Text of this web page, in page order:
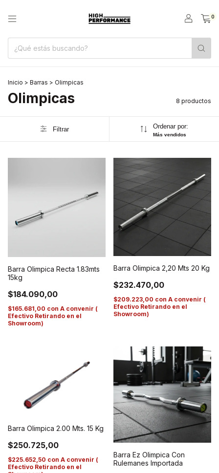
0
Inicio > Barras > Olimpicas
Olimpicas 8 productos
Filtrar Ordenar por:
Más vendidos
Barra Olimpica Recta 1.83mts
15kg
$184.090,00
$165.681,00 con A convenir (
Efectivo Retirando en el
Showroom)
Barra Olimpica 2,20 Mts 20 Kg
$232.470,00
$209.223,00 con A convenir (
Efectivo Retirando en el
Showroom)
Barra Olimpica 2.00 Mts. 15 Kg
$250.725,00
$225.652,50 con A convenir (
Efectivo Retirando en el
Barra Ez Olimpica Con
Rulemanes Importada